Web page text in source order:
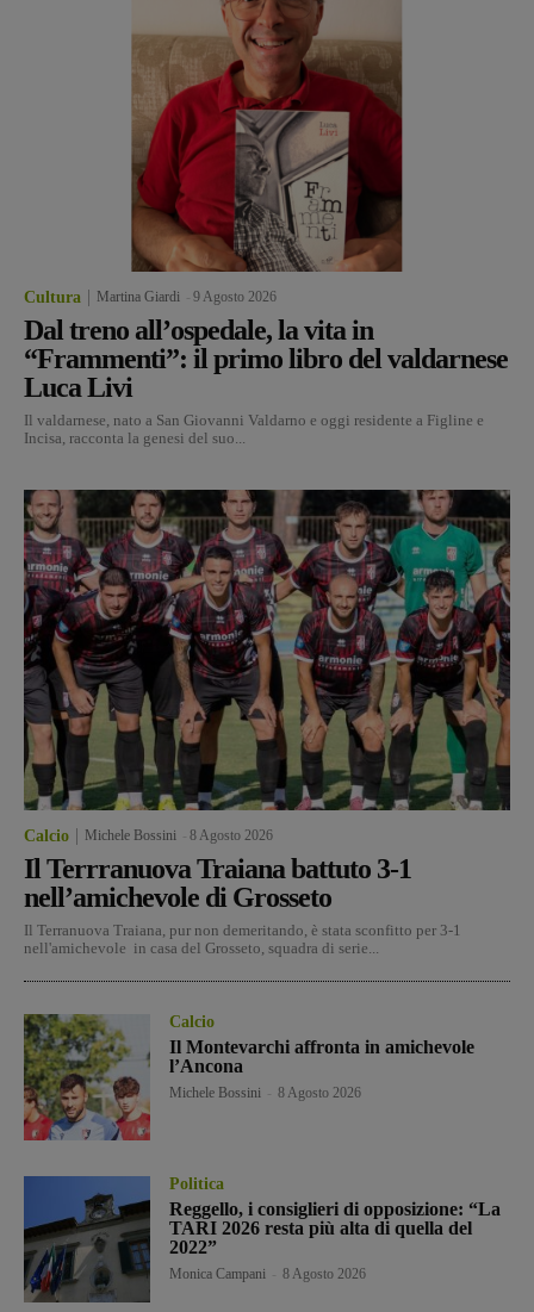
Cultura Martina Giardi 9 Agosto 2026
Dal treno all’ospedale, la vita in
“Frammenti”: il primo libro del valdarnese
Luca Livi
Il valdarnese, nato a San Giovanni Valdarno e oggi residente a Figline e
Incisa, racconta la genesi del suo...
Calcio Michele Bossini 8 Agosto 2026
Il Terrranuova Traiana battuto 3-1
nell’amichevole di Grosseto
Il Terranuova Traiana, pur non demeritando, è stata sconfitto per 3-1
nell'amichevole in casa del Grosseto, squadra di serie...
Calcio
Il Montevarchi affronta in amichevole
l’Ancona
Michele Bossini 8 Agosto 2026
Politica
Reggello, i consiglieri di opposizione: “La
TARI 2026 resta più alta di quella del
2022”
Monica Campani 8 Agosto 2026